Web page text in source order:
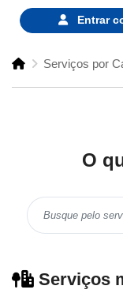
Entrar
Serviços por
O
Serviços